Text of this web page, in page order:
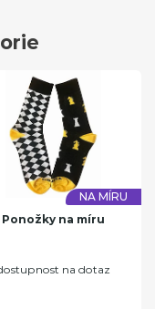
NA MÍRU
Ponožky na míru
na dotaz